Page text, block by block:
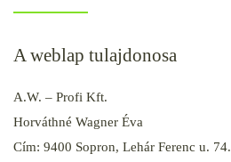
A weblap tulajdonosa
A.W. – Profi Kft.
Horváthné Wagner Éva
Cím: 9400 Sopron, Lehár Ferenc u. 74.